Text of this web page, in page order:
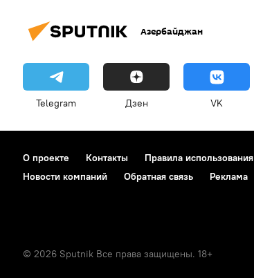
Азербайджан
Telegram Дзен VK
О проекте Контакты Правила использования
Новости компаний
Обратная связь Реклама
© 2026 Sputnik Все права защищены. 18+